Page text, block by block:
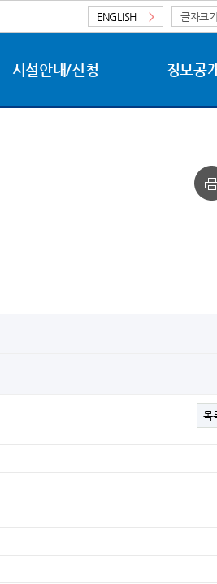
ENGLISH > 글자크
시설안내/신청 정보공
목